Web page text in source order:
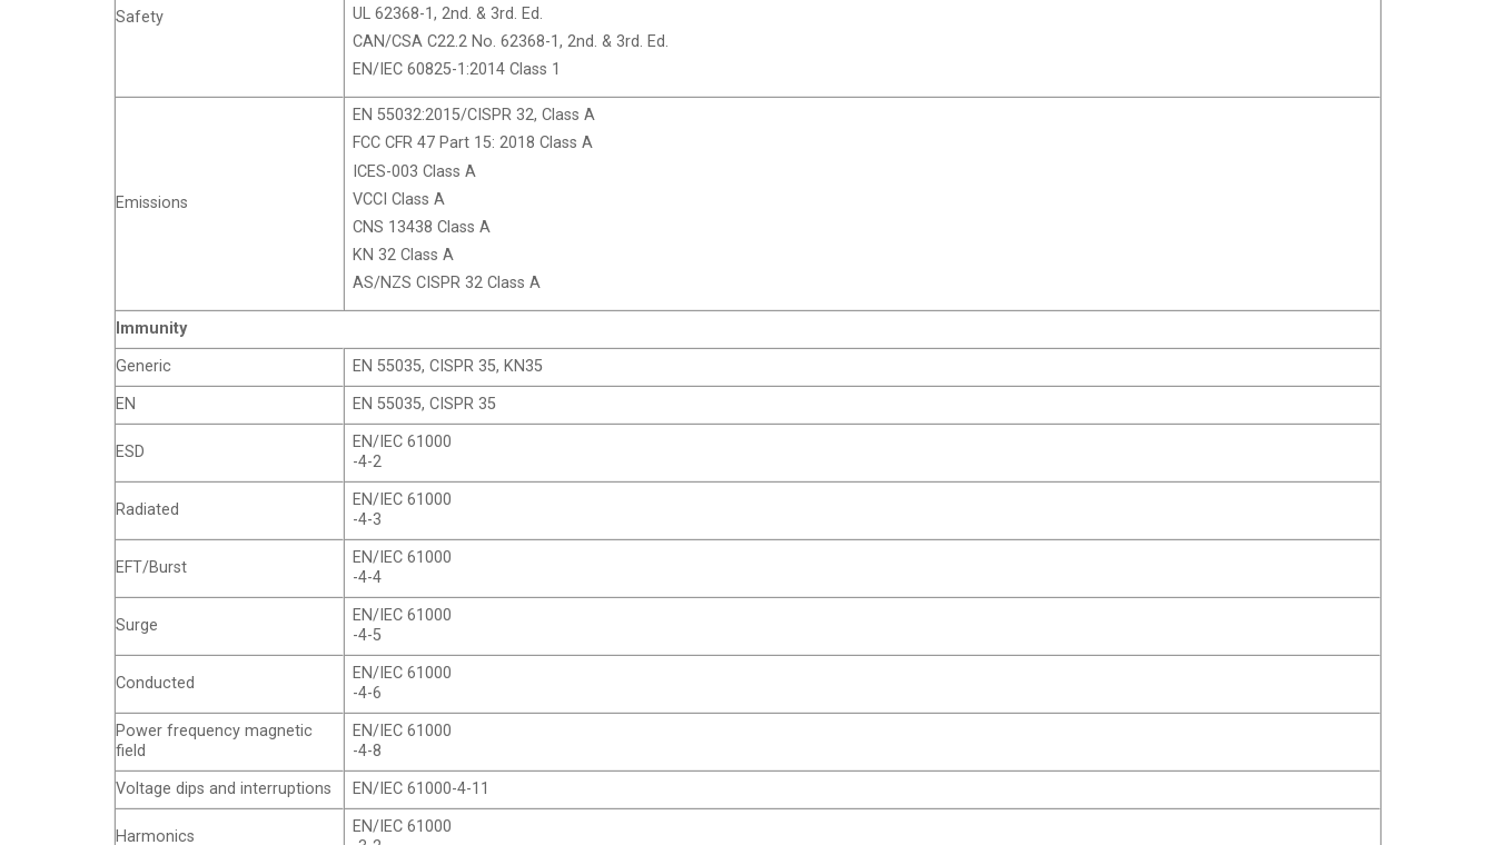
Safety
UL 62368-1, 2nd. & 3rd. Ed.
CAN/CSA C22.2 No. 62368-1, 2nd. & 3rd. Ed.
EN/IEC 60825-1:2014 Class 1
Emissions
EN 55032:2015/CISPR 32, Class A
FCC CFR 47 Part 15: 2018 Class A
ICES-003 Class A
VCCI Class A
CNS 13438 Class A
KN 32 Class A
AS/NZS CISPR 32 Class A
Immunity
Generic
EN 55035, CISPR 35, KN35
EN
EN 55035, CISPR 35
ESD
EN/IEC 61000
-4-2
Radiated
EN/IEC 61000
-4-3
EFT/Burst
EN/IEC 61000
-4-4
Surge
EN/IEC 61000
-4-5
Conducted
EN/IEC 61000
-4-6
Power frequency magnetic
field
EN/IEC 61000
-4-8
Voltage dips and interruptions
EN/IEC 61000-4-11
Harmonics
EN/IEC 61000